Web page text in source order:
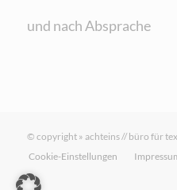
und nach Absprache
© copyright » achteins // büro für
Cookie-Einstellungen